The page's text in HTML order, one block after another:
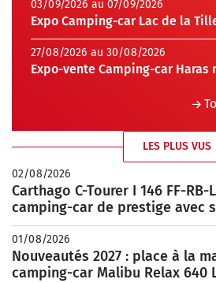
03/09/2026 au 07/09/2026
Expo Camping-car Lac de la
27/08/2026 au 30/08/2026
Expo-vente Camping-car Haras
LES PLUS VUS
02/08/2026
Carthago C-Tourer I 146 FF-RB-
camping-car de prestige avec
01/08/2026
Nouveautés 2027 : place à la
camping-car Malibu Relax 640